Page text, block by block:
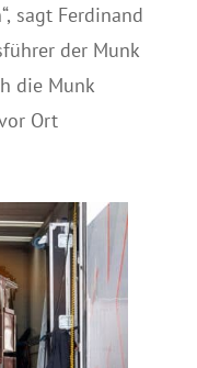
sagt Ferdinand
der Munk
die Munk
Ort